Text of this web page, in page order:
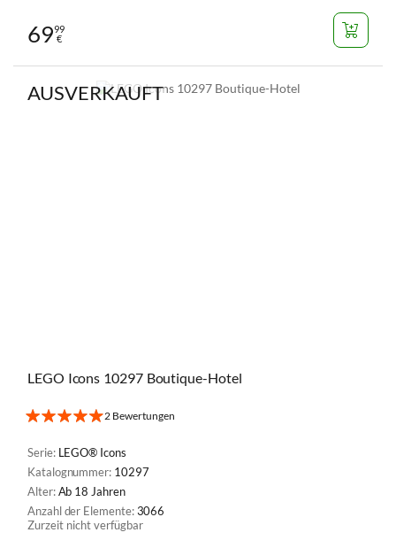
6999
€
AUSVERKAUFT
LEGO Icons 10297 Boutique-Hotel
2 Bewertungen
Serie: LEGO® Icons
Katalognummer: 10297
Alter:Ab 18 Jahren
Anzahl der Elemente:3066
Zurzeit nicht verfügbar